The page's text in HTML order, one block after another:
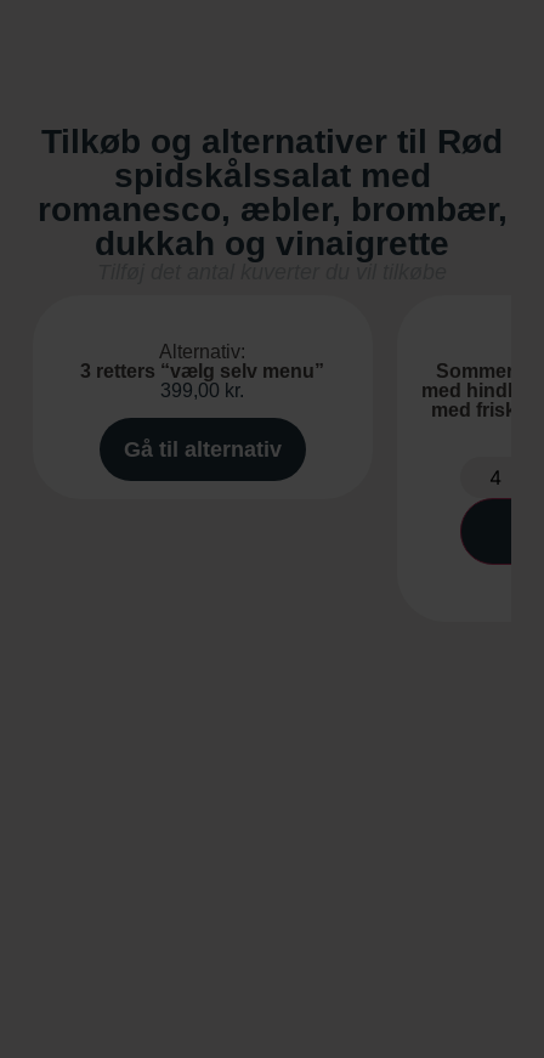
Tilkøb og alternativer til Rød
spidskålssalat med
romanesco, æbler, brombær,
dukkah og vinaigrette
Alternativ:
3 retters “vælg selv menu”
399,00 kr.
Gå til alternativ
med
med friske